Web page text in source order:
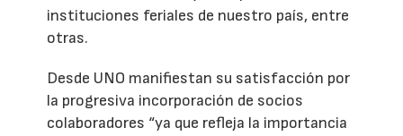
instituciones feriales de nuestro país, entre
otras.
Desde UNO manifiestan su satisfacción por
la progresiva incorporación de socios
colaboradores “ya que refleja la importancia